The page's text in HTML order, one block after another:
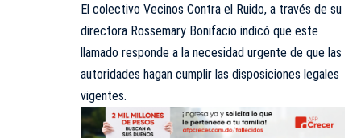
El colectivo Vecinos Contra el Ruido, a través de su
directora Rossemary Bonifacio indicó que este
llamado responde a la necesidad urgente de que las
autoridades hagan cumplir las disposiciones legales
vigentes.